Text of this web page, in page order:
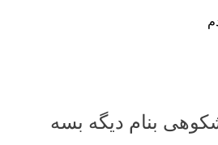
بنام دیگه بسه